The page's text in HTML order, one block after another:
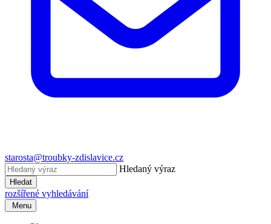
starosta@troubky-zdislavice.cz
Hledaný výraz
Hledat
rozšířené vyhledávání
Menu